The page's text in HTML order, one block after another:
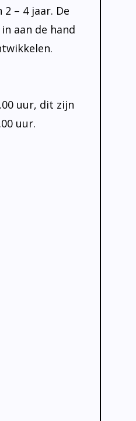
– 4 jaar. De
aan de hand
uur, dit zijn
uur.